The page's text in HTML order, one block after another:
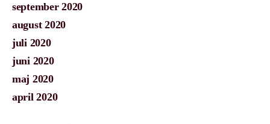
september 2020
august 2020
juli 2020
juni 2020
maj 2020
april 2020